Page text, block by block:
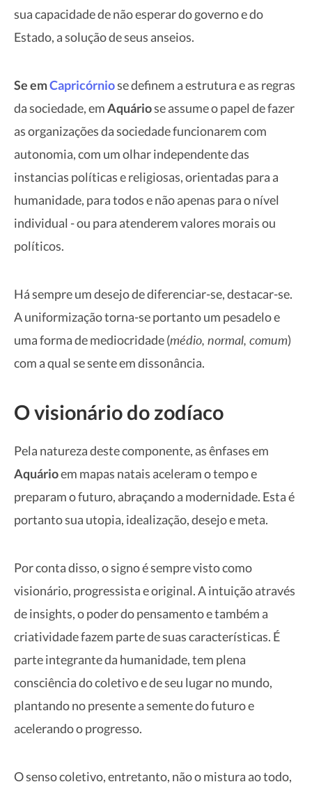
sua capacidade de não esperar do governo e do
Estado, a solução de seus anseios.
Se emCapricórniose definem a estrutura e as regras
da sociedade, emAquáriose assume o papel de fazer
as organizações da sociedade funcionarem com
autonomia, com um olhar independente das
instancias políticas e religiosas, orientadas para a
humanidade, para todos e não apenas para o nível
individual - ou para atenderem valores morais ou
políticos.
Há sempre um desejo de diferenciar-se, destacar-se.
A uniformização torna-se portanto um pesadelo e
uma forma de mediocridade (médio, normal, comum)
com a qual se sente em dissonância.
O visionário do zodíaco
Pela natureza deste componente, as ênfases em
Aquárioem mapas natais aceleram o tempo e
preparam o futuro, abraçando a modernidade. Esta é
portanto sua utopia, idealização, desejo e meta.
Por conta disso, o signo é sempre visto como
visionário, progressista e original. A intuição através
de insights, o poder do pensamento e também a
criatividade fazem parte de suas características. É
parte integrante da humanidade, tem plena
consciência do coletivo e de seu lugar no mundo,
plantando no presente a semente do futuro e
acelerando o progresso.
O senso coletivo, entretanto, não o mistura ao todo,